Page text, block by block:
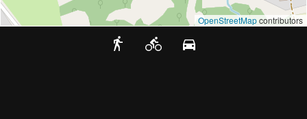
OpenStreetMapcontributors